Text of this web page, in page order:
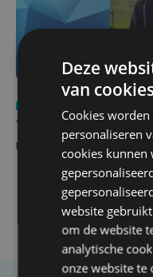
Yaro (19), slachtoffer
maandenlange coma
Deze
van
Cookies
personaliseren
cookies
website
om de website
analytische
onze website te